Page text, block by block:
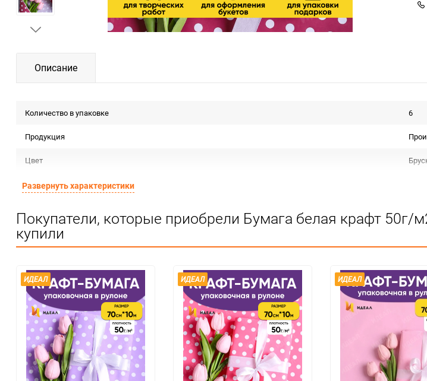
Описание
Количество в упаковке 6
Продукция
Цвет
Форма
Срок годности
Сертификация Не
Особые условия
Минимальное количество
Единица измерения
ЦветНоменклатуры
Развернуть характеристики
Покупатели, которые приобрели Бумага белая крафт
купили
ИДЕАЛ ИДЕАЛ ИДЕАЛ